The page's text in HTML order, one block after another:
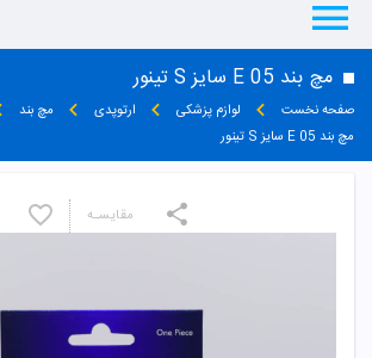
مچ بند E 05 سایز S تینور
صفحه نخست لوازم پزشکی ارتوپدی
مچ بند
مچ بند E 05 سایز S تینور
مقایسـه